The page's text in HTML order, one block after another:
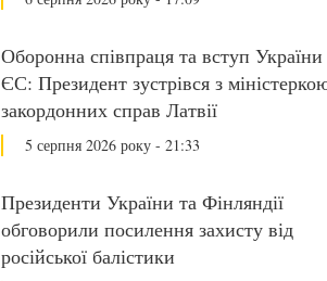
Оборонна співпраця та вступ
ЄС: Президент зустрівся з
закордонних справ Латвії
5 серпня 2026 року - 21:33
Президенти України та Фінляндії
обговорили посилення захисту від
російської балістики